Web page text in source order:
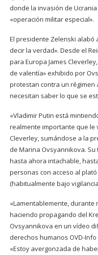
donde la invasión de
«operación militar especial».
El presidente Zelenski alabó
decir la verdad». Desde el
para Europa James
de valentía» exhibido por
protestan contra un
necesitan saber lo que se
«Vladimir Putin está
realmente importante que le
Cleverley, sumándose a la
de Marina Ovsyannikova.
hasta ahora intachable,
personas con acceso al
(habitualmente bajo
«Lamentablemente, durante
haciendo propagando del
Ovsyannikova en un vídeo
derechos humanos OVD-
«Estoy avergonzada de